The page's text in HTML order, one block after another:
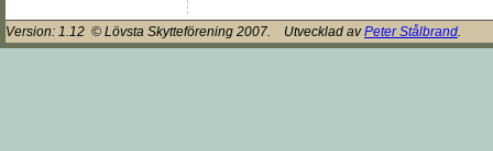
Version: 1.12 © Lövsta Skytteförening 2007. Utvecklad avPeter Stålbrand.